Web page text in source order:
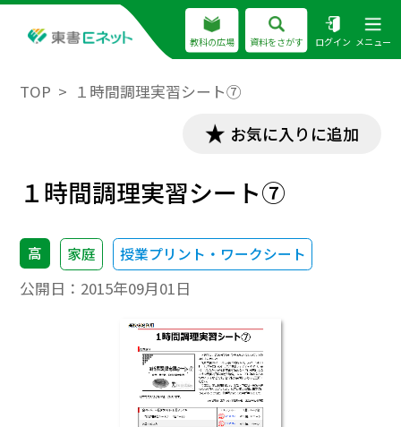
教科の広場 資料をさがす ログイン メニュー
TOP １時間調理実習シート⑦
お気に入りに追加
１時間調理実習シート⑦
高 家庭 授業プリント・ワークシート
公開日： 2015年09月01日